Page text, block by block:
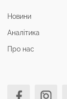
Новини
Аналітика
Про нас